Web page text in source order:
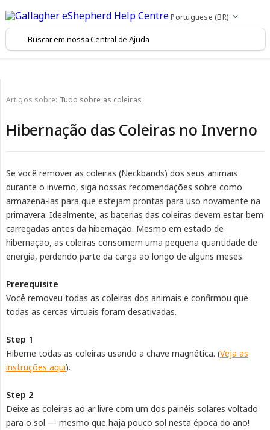
Portuguese (BR)
Artigos sobre: Tudo sobre as coleiras
Hibernação das Coleiras no Inverno
Se você remover as coleiras (Neckbands) dos seus animais
durante o inverno, siga nossas recomendações sobre como
armazená-las para que estejam prontas para uso novamente na
primavera. Idealmente, as baterias das coleiras devem estar bem
carregadas antes da hibernação. Mesmo em estado de
hibernação, as coleiras consomem uma pequena quantidade de
energia, perdendo parte da carga ao longo de alguns meses.
Prerequisite
Você removeu todas as coleiras dos animais e confirmou que
todas as cercas virtuais foram desativadas.
Step 1
Hiberne todas as coleiras usando a chave magnética. (Veja as
instruções aqui).
Step 2
Deixe as coleiras ao ar livre com um dos painéis solares voltado
para o sol — mesmo que haja pouco sol nesta época do ano!